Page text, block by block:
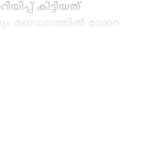
കിട്ടിയത്
മണ്ഡലത്തിൽ വേറെ